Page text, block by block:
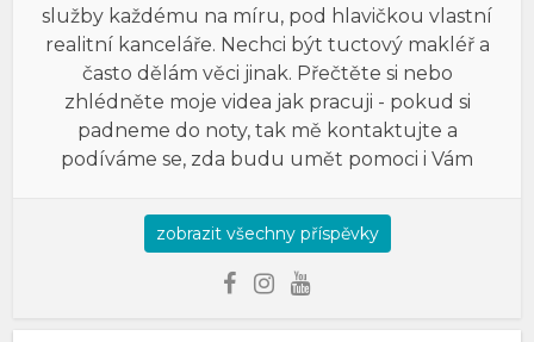
služby každému na míru, pod hlavičkou vlastní
realitní kanceláře. Nechci být tuctový makléř a
často dělám věci jinak. Přečtěte si nebo
zhlédněte moje videa jak pracuji - pokud si
padneme do noty, tak mě kontaktujte a
podíváme se, zda budu umět pomoci i Vám
zobrazit všechny příspěvky